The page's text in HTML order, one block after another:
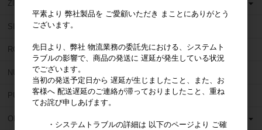
ZIPPERER (ジッペラー)
SIMIT(シミット)
ROEKO (ロエコ)
NU SMILE (ニュー スマイル)
PULPDENT (パルプデント)
OBUTURA SPARTAN (オブチュラスパルタン)
平素より 弊社製品を ご愛顧いただき まことにありがとう
ございます。
先日より、弊社 物流業務の委託先における、システムト
ラブルの影響で、商品の発送に 遅延が発生している状況
でございます。
当初の発送予定日から 遅延が生じましたこと、また、お
客様へ 配送遅延のご連絡が滞っておりましたこと、重ね
てお詫び申しあげます。
・システムトラブルの詳細は 以下のページより ご確